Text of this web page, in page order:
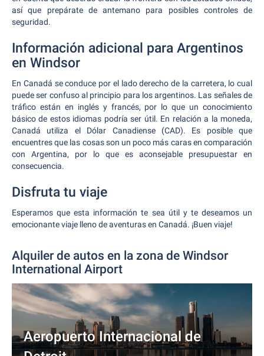
así que prepárate de antemano para posibles controles de
seguridad.
Información adicional para Argentinos
en Windsor
En Canadá se conduce por el lado derecho de la carretera, lo cual
puede ser confuso al principio para los argentinos. Las señales de
tráfico están en inglés y francés, por lo que un conocimiento
básico de estos idiomas podría ser útil. En relación a la moneda,
Canadá utiliza el Dólar Canadiense (CAD). Es posible que
encuentres que las cosas son un poco más caras en comparación
con Argentina, por lo que es aconsejable presupuestar en
consecuencia.
Disfruta tu viaje
Esperamos que esta información te sea útil y te deseamos un
emocionante viaje lleno de aventuras en Canadá. ¡Buen viaje!
Alquiler de autos en la zona de Windsor
International Airport
Aeropuerto Internacional de